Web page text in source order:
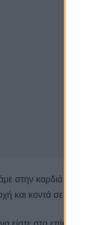
στην καρδιά του
και κοντά σε αυτή.